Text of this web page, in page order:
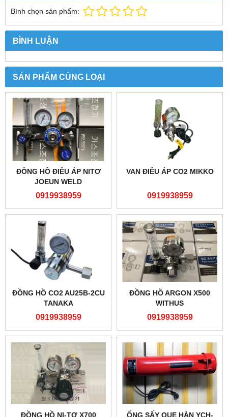
Bình chọn sản phẩm:
BÌNH LUẬN
SẢN PHẨM CÙNG LOẠI
ĐỒNG HỒ ĐIỀU ÁP NITƠ
JOEUN WELD
0919938959
VAN ĐIỀU ÁP CO2 MIKKO
0919938959
ĐỒNG HỒ CO2 AU25B-2CU
TANAKA
0919938959
ĐỒNG HỒ ARGON X500
WITHUS
0919938959
ĐỒNG HỒ NI-TƠ X700
ỐNG SẤY QUE HÀN YCH-